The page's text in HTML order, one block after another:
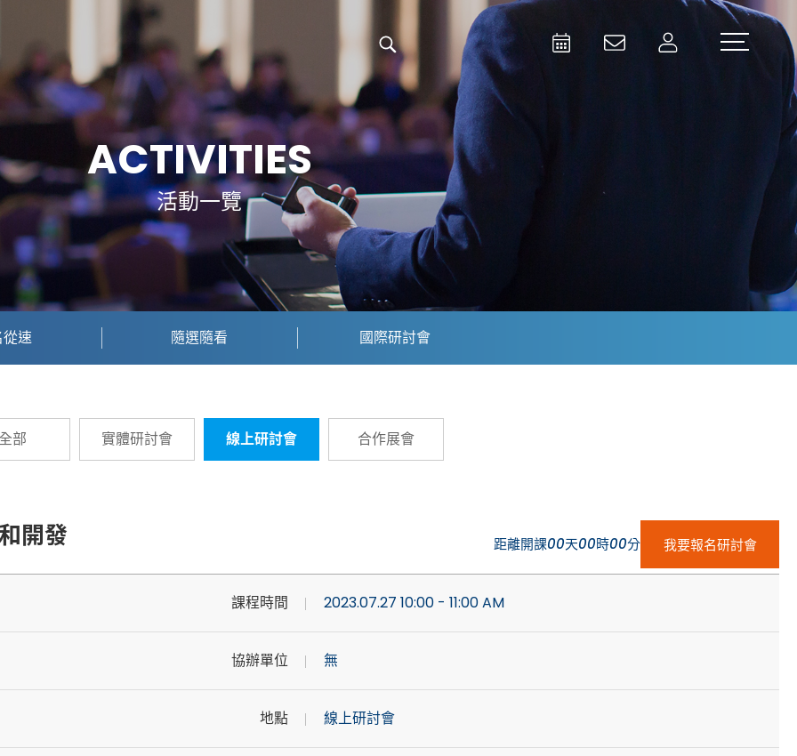
Activities
Contact Us
Member
Aerospace | Defense | Security
Broadcast and Media
ACTIVITIES
活動一覽
速 隨選隨看 國際研討會
部 實體研討會 線上研討會 合作展會
開發 距離開課00天00時00分 我要報名研討會
課程時間 2023.07.27 10:00 - 11:00 AM
協辦單位 無
地點 線上研討會